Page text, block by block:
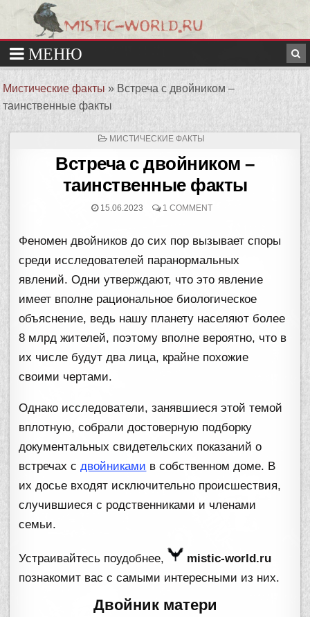
Мистические факты » Встреча с двойником –
таинственные факты
ОПУБЛИКОВАНО
МИСТИЧЕСКИЕ ФАКТЫ
Встреча с двойником –
таинственные факты
15.06.2023 1 COMMENT
Феномен двойников до сих пор вызывает споры
среди исследователей паранормальных
явлений. Одни утверждают, что это явление
имеет вполне рациональное биологическое
объяснение, ведь нашу планету населяют более
8 млрд жителей, поэтому вполне вероятно, что в
их числе будут два лица, крайне похожие
своими чертами.
Однако исследователи, занявшиеся этой темой
вплотную, собрали достоверную подборку
документальных свидетельских показаний о
встречах сдвойниками в собственном доме. В
их досье входят исключительно происшествия,
случившиеся с родственниками и членами
семьи.
Устраивайтесь поудобнее,
mistic-world.ru
познакомит вас с самыми интересными из них.
Двойник матери